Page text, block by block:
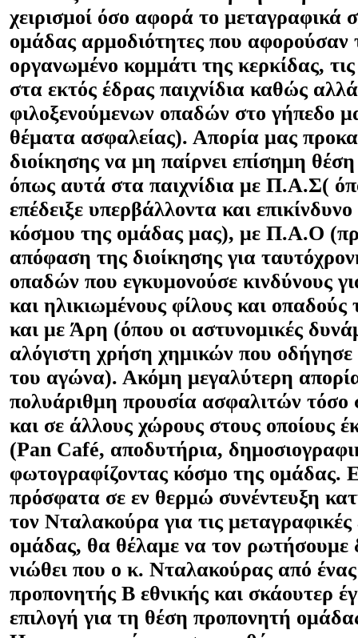
χειρισμοί όσο αφορά το μεταγραφικά
ομάδας αρμοδιότητες που αφορούσαν
οργανωμένο κομμάτι της κερκίδας,
στα εκτός έδρας παιχνίδια καθώς
φιλοξενούμενων οπαδών στο γήπεδο
θέματα ασφαλείας). Απορία μας
διοίκησης να μη παίρνει επίσημη
όπως αυτά στα παιχνίδια με Π.Α.Σ(
επέδειξε υπερβάλλοντα και
κόσμου της ομάδας μας), με Π.Α.Ο
απόφαση της διοίκησης για
οπαδών που εγκυμονούσε κινδύνους
και ηλικιωμένους φίλους και
και με Άρη (όπου οι αστυνομικές
αλόγιστη χρήση χημικών που οδήγησε
του αγώνα). Ακόμη μεγαλύτερη
πολυάριθμη προυσία ασφαλιτών τόσο
και σε άλλους χώρους στους οποίους
(Pan Café, αποδυτήρια,
φωτογραφίζοντας κόσμο της ομάδας.
πρόσφατα σε εν θερμώ συνέντευξη
τον Νταλακούρα για τις μεταγραφικές
ομάδας, θα θέλαμε να τον ρωτήσουμε
νιώθει που ο κ. Νταλακούρας από
προπονητής Β εθνικής και σκάουτερ
επιλογή για τη θέση προπονητή